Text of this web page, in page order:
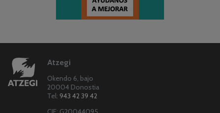
Atzegi
Okendo 6, bajo
20004 Donostia
Tel: 943 42 39 42